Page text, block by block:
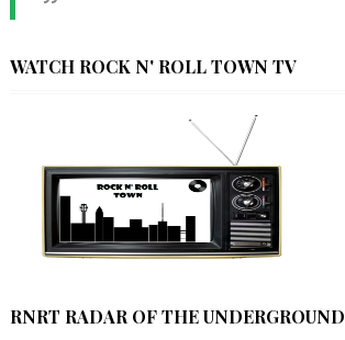
WATCH ROCK N' ROLL TOWN TV
RNRT RADAR OF THE UNDERGROUND